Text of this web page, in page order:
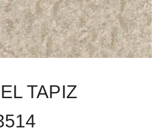
TAPIZ